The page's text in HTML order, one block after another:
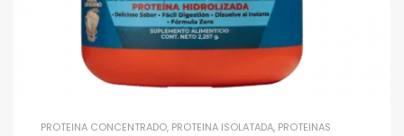
PROTEINA CONCENTRADO, PROTEINA ISOLATADA, PROTEINAS